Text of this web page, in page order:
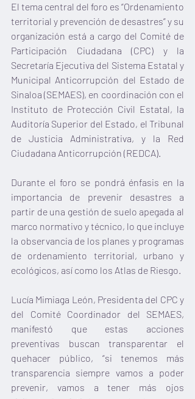
El tema central del foro es “Ordenamiento
territorial y prevención de desastres” y su
organización está a cargo del Comité de
Participación Ciudadana (CPC) y la
Secretaría Ejecutiva del Sistema Estatal y
Municipal Anticorrupción del Estado de
Sinaloa (SEMAES), en coordinación con el
Instituto de Protección Civil Estatal, la
Auditoría Superior del Estado, el Tribunal
de Justicia Administrativa, y la Red
Ciudadana Anticorrupción (REDCA).
Durante el foro se pondrá énfasis en la
importancia de prevenir desastres a
partir de una gestión de suelo apegada al
marco normativo y técnico, lo que incluye
la observancia de los planes y programas
de ordenamiento territorial, urbano y
ecológicos, así como los Atlas de Riesgo.
Lucía Mimiaga León, Presidenta del CPC y
del Comité Coordinador del SEMAES,
manifestó que estas acciones
preventivas buscan transparentar el
quehacer público, “si tenemos más
transparencia siempre vamos a poder
prevenir, vamos a tener más ojos